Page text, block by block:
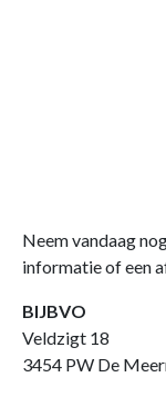
Neem vandaag
informatie of een
BIJBVO
Veldzigt 18
3454 PW De